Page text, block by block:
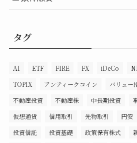
タグ
AI ETF FIRE FX iDeCo
TOPIX
アンティークコイン バリュー
不動産投資
不動産株 中長期投資
仮想通貨
信用取引 先物取引 円安
投資信託
投資基礎 政策保有株式